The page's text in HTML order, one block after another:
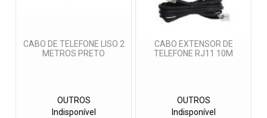
CABO DE TELEFONE LISO 2
METROS PRETO
OUTROS
Indisponível
CABO EXTENSOR DE
TELEFONE RJ11 10M
OUTROS
Indisponível